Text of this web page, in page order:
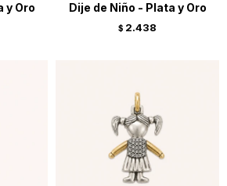
y Oro Dije de Niño - Plata y Oro
$ 2.438